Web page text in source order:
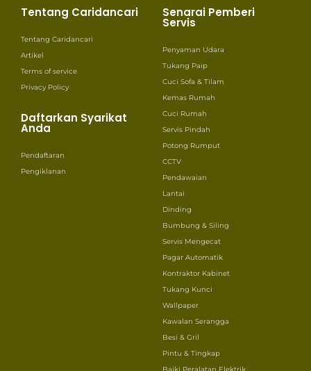
Tentang Caridancari
Tentang Caridancari
Artikel
Terms of service
Privacy Policy
Daftarkan Syarikat
Anda
Pendaftaran
Pengiklanan
Senarai Pemberi
Servis
Penyaman Udara
Tukang Paip
Cuci Sofa & Tilam
Kemas Rumah
Cuci Rumah
Servis Pindah
Potong Rumput
CCTV
Pendawaian
Lantai
Dinding
Bumbung & Siling
Servis Mengecat
Pagar Automatik
Kontraktor Kabinet
Tukang Kunci
Wallpaper
Kawalan Serangga
Besi & Gril
Pintu & Tingkap
Baiki Peralatan Elektrik